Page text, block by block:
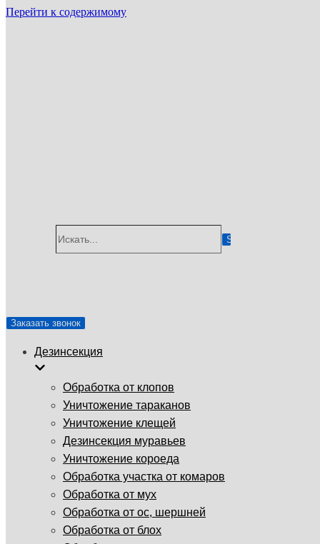
Перейти к содержимому
Заказать звонок
Дезинсекция
Обработка от клопов
Уничтожение тараканов
Уничтожение клещей
Дезинсекция муравьев
Уничтожение короеда
Обработка участка от комаров
Обработка от мух
Обработка от ос, шершней
Обработка от блох